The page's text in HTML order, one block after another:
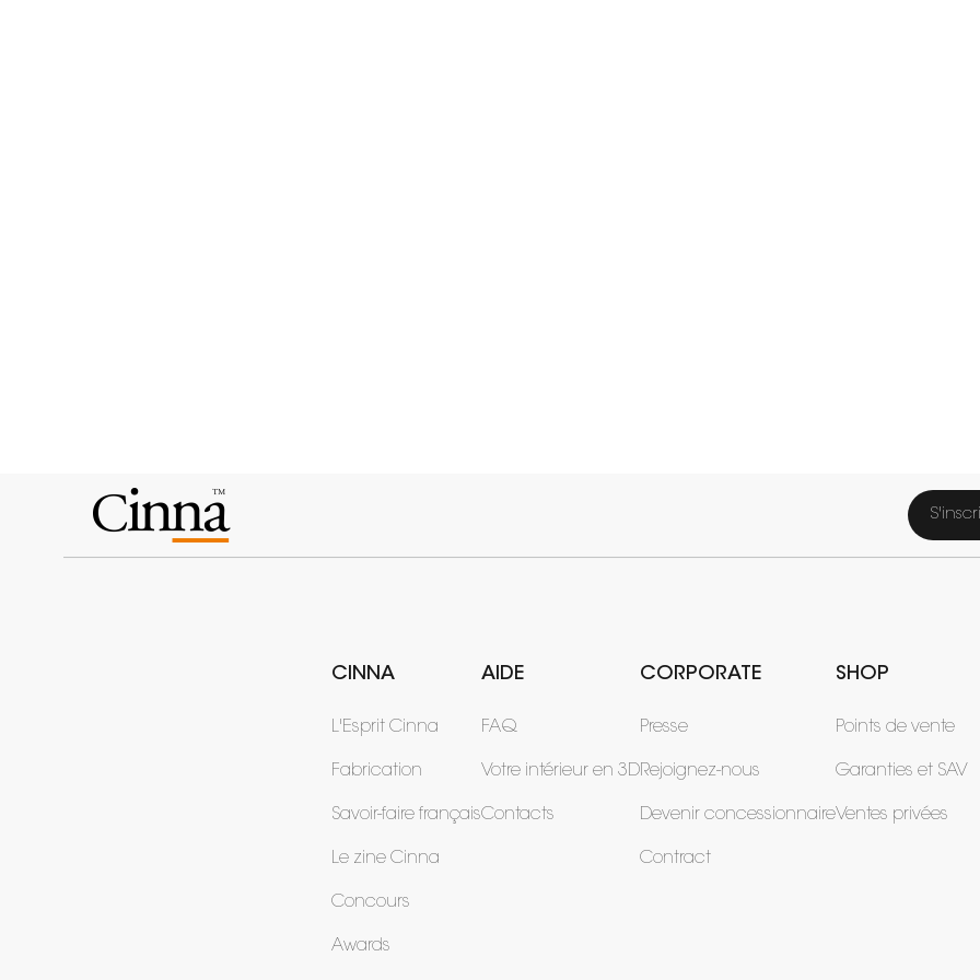
CINNA
L'Esprit Cinna
Fabrication
Savoir-faire français
Le zine Cinna
Concours
Awards
AIDE
FAQ
Votre intérieur en 3D
Contacts
CORPORATE
Presse
Rejoignez-nous
Devenir concessionnaire
Contract
SHOP
Points de vente
Garanties et SAV
Ventes privées